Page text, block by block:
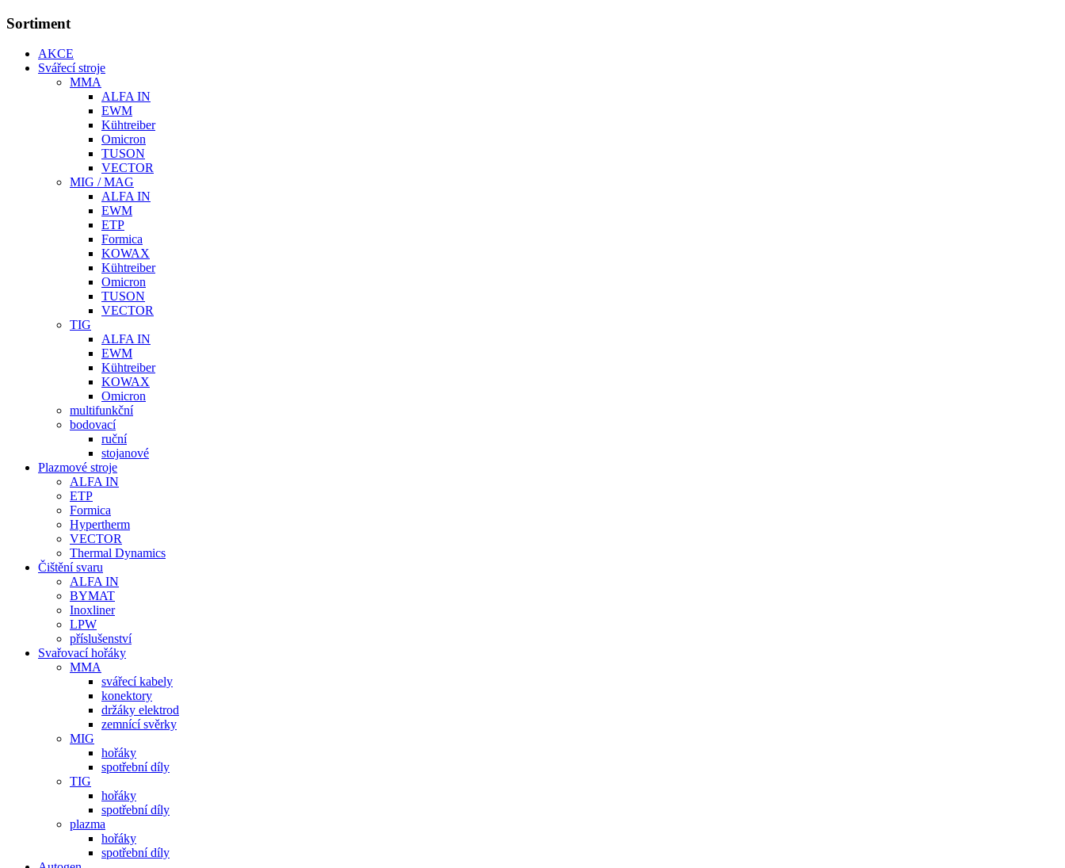
Sortiment
AKCE
Svářecí stroje
MMA
ALFA IN
EWM
Kühtreiber
Omicron
TUSON
VECTOR
MIG / MAG
ALFA IN
EWM
ETP
Formica
KOWAX
Kühtreiber
Omicron
TUSON
VECTOR
TIG
ALFA IN
EWM
Kühtreiber
KOWAX
Omicron
multifunkční
bodovací
ruční
stojanové
Plazmové stroje
ALFA IN
ETP
Formica
Hypertherm
VECTOR
Thermal Dynamics
Čištění svaru
ALFA IN
BYMAT
Inoxliner
LPW
příslušenství
Svařovací hořáky
MMA
svářecí kabely
konektory
držáky elektrod
zemnící svěrky
MIG
hořáky
spotřební díly
TIG
hořáky
spotřební díly
plazma
hořáky
spotřební díly